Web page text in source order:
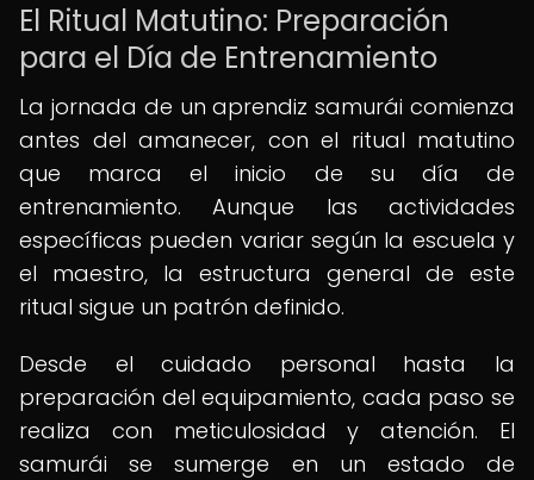
El Ritual Matutino: Preparación
para el Día de Entrenamiento
La jornada de un aprendiz samurái comienza
antes del amanecer, con el ritual matutino
que marca el inicio de su día de
entrenamiento. Aunque las actividades
específicas pueden variar según la escuela y
el maestro, la estructura general de este
ritual sigue un patrón definido.
Desde el cuidado personal hasta la
preparación del equipamiento, cada paso se
realiza con meticulosidad y atención. El
samurái se sumerge en un estado de